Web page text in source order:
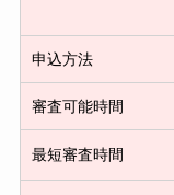
申込方法
審査可能時間
最短審査時間